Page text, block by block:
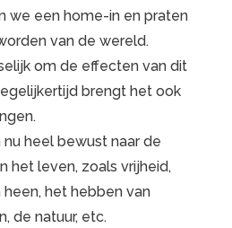
we een home-in en praten
van de wereld.
om de effecten van dit
brengt het ook
heel bewust naar de
het leven, zoals vrijheid,
het hebben van
de natuur, etc.